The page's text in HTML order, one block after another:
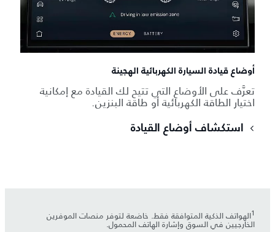
أوضاع قيادة السيارة الكهربائية الهجينة
تعرَّف على الأوضاع التي تتيح لك القيادة مع إمكانية
اختيار الطاقة الكهربائية أو طاقة البنزين.
استكشاف أوضاع القيادة
1الهواتف الذكية المتوافقة فقط. خاضعة لتوفر منصات الموفرين
الخارجيين في السوق وإشارة الهاتف المحمول.